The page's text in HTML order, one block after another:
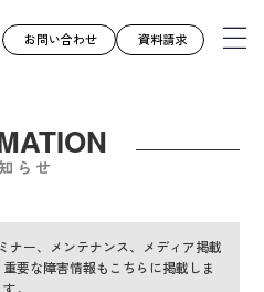
お問い合わせ 資料請求
らせ
ナー、メンテナンス、メディア掲載
要な障害情報もこちらに掲載しま
す。